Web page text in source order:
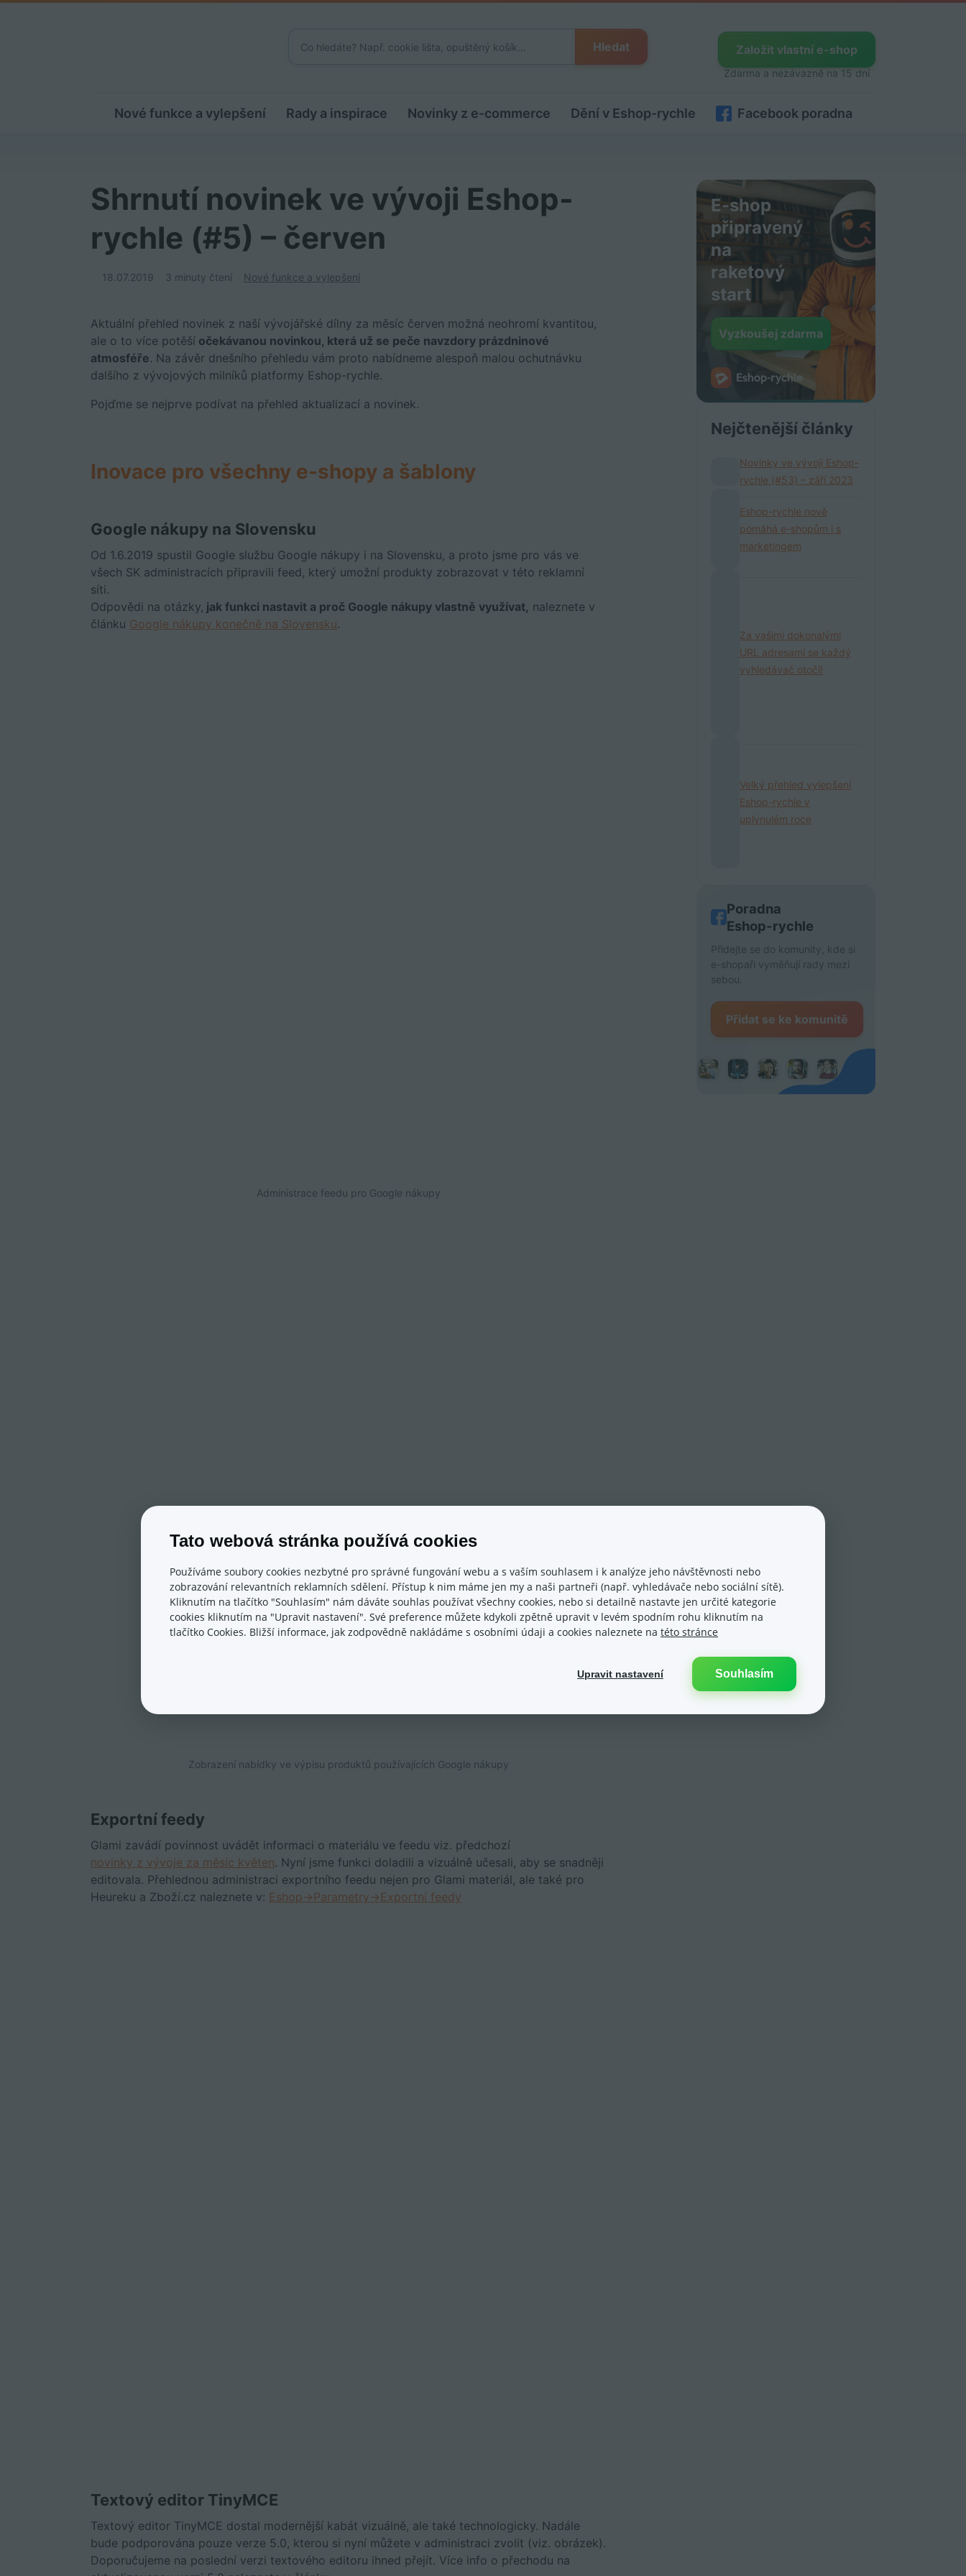
Hledat Založit vlastní e-shop
Zdarma a nezávazně na 15 dní
Nové funkce a vylepšení Rady a inspirace Novinky z e-commerce Dění v Eshop-rychle Facebook poradna
Shrnutí novinek ve vývoji Eshop-
rychle (#5) – červen
18.07.2019 3 minuty čtení Nové funkce a vylepšení
Aktuální přehled novinek z naší vývojářské dílny za měsíc červen možná neohromí kvantitou,
ale o to více potěší očekávanou novinkou, která už se peče navzdory prázdninové
atmosféře. Na závěr dnešního přehledu vám proto nabídneme alespoň malou ochutnávku
dalšího z vývojových milníků platformy Eshop-rychle.
Pojďme se nejprve podívat na přehled aktualizací a novinek.
Inovace pro všechny e-shopy a šablony
Google nákupy na Slovensku
Od 1.6.2019 spustil Google službu Google nákupy i na Slovensku, a proto jsme pro vás ve
všech SK administracích připravili feed, který umožní produkty zobrazovat v této reklamní
síti.
Odpovědi na otázky, jak funkci nastavit a proč Google nákupy vlastně využívat, naleznete v
článku Google nákupy konečně na Slovensku.
Administrace feedu pro Google nákupy
Zobrazení nabídky ve výpisu produktů používajících Google nákupy
Exportní feedy
Glami zavádí povinnost uvádět informaci o materiálu ve feedu viz. předchozí
novinky z vývoje za měsíc květen. Nyní jsme funkci doladili a vizuálně učesali, aby se snadněji
editovala. Přehlednou administraci exportního feedu nejen pro Glami materiál, ale také pro
Heureku a Zboží.cz naleznete v: Eshop→Parametry→Exportní feedy
Textový editor TinyMCE
Textový editor TinyMCE dostal modernější kabát vizuálně, ale také technologicky. Nadále
bude podporována pouze verze 5.0, kterou si nyní můžete v administraci zvolit (viz. obrázek).
Doporučujeme na poslední verzi textového editoru ihned přejít. Více info o přechodu na
E-shop
připravený
na
raketový
start
Vyzkoušej zdarma
Nejčtenější články
Novinky ve vývoji Eshop-
rychle (#53) – září 2023
Eshop-rychle nově
pomáhá e-shopům i s
marketingem
Za vašimi dokonalými
URL adresami se každý
vyhledávač otočí!
Velký přehled vylepšení
Eshop-rychle v
uplynulém roce
Poradna
Eshop-rychle
Přidejte se do komunity, kde si
e-shopaři vyměňují rady mezi
sebou.
Přidat se ke komunitě
Tato webová stránka používá cookies
Používáme soubory cookies nezbytné pro správné fungování webu a s vaším souhlasem i k analýze jeho návštěvnosti nebo
zobrazování relevantních reklamních sdělení. Přístup k nim máme jen my a naši partneři (např. vyhledávače nebo sociální sítě).
Kliknutím na tlačítko "Souhlasím" nám dáváte souhlas používat všechny cookies, nebo si detailně nastavte jen určité kategorie
cookies kliknutím na "Upravit nastavení". Své preference můžete kdykoli zpětně upravit v levém spodním rohu kliknutím na
tlačítko Cookies. Bližší informace, jak zodpovědně nakládáme s osobními údaji a cookies naleznete na této stránce
Souhlasím
Upravit nastavení